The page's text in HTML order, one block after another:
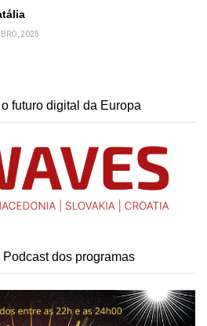
2025
futuro digital da Europa
dos programas